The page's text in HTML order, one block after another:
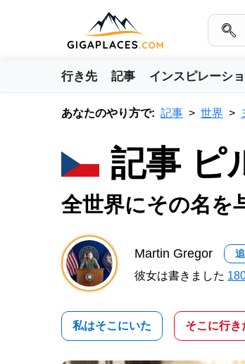
行き先 記事 インスピレーシ
あなたのやり方で: 記事 世界
記事 ピ
全世界にその名を
Martin Gregor
彼女は書きました
私はそこにいた そこに行き